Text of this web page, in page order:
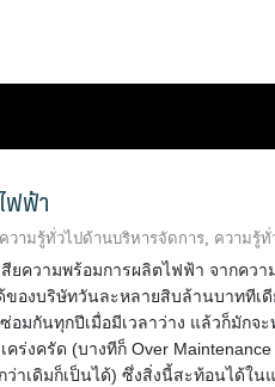
ฟฟ้า
ความรู้ทั่วไปด้านบริหารจัดการ, ความรู้ทั่
สียความพร้อมการผลิตไฟฟ้า จากควา
ของบริษัทวันละหลายสิบล้านบาททีเ
อมกันทุกปีเมื่อมีเวลาว่าง แล้วก็มักจ
คร่งครัด (บางทีก็ Over
าเดิมก็เป็นได้) ซึ่งสิ่งนี้สะท้อนได้ใน